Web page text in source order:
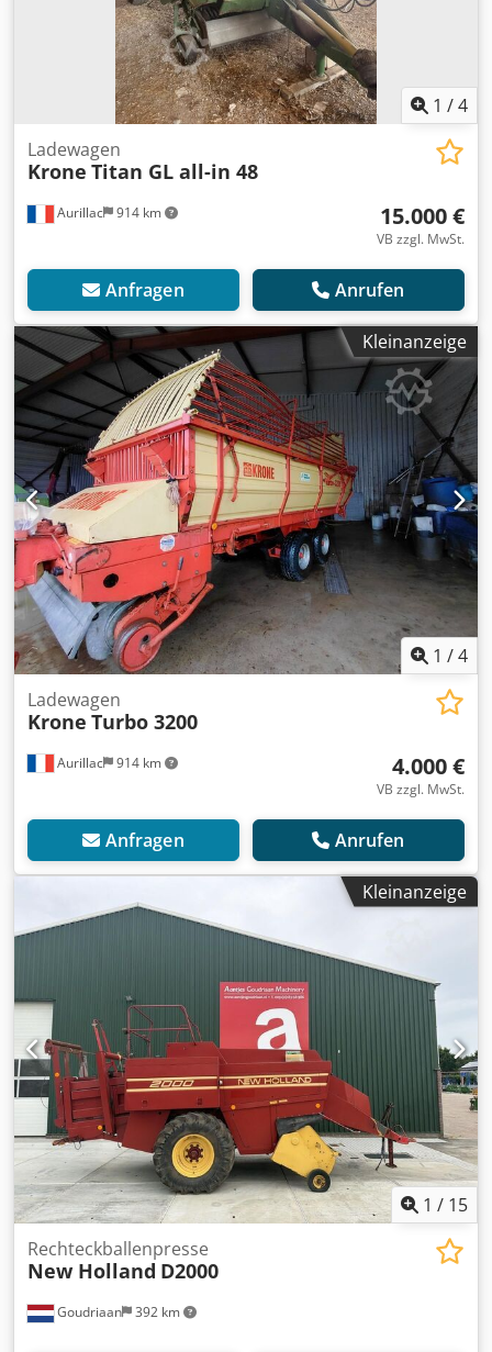
1 /4
Aurillac 914 km
Ladewagen
Krone Titan GL all-in 48
15.000 €
VB zzgl. MwSt.
Anfragen Anrufen
Kleinanzeige
1 /4
Aurillac 914 km
Ladewagen
Krone Turbo 3200
4.000 €
VB zzgl. MwSt.
Anfragen Anrufen
Kleinanzeige
1 / 15
Goudriaan 392 km
Rechteckballenpresse
New Holland D2000